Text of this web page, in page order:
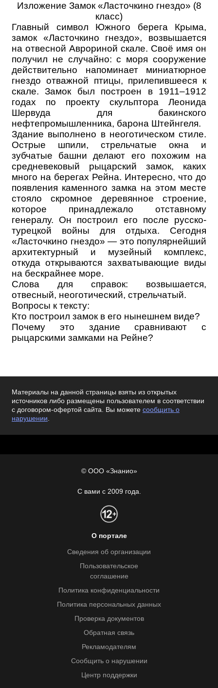
Изложение Замок «Ласточкино гнездо» (8
класс)
Главный символ Южного берега Крыма,
замок «Ласточкино гнездо», возвышается
на отвесной Аврориной скале. Своё имя он
получил не случайно: с моря сооружение
действительно напоминает миниатюрное
гнездо отважной птицы, прилепившееся к
скале. Замок был построен в 1911–1912
годах по проекту скульптора Леонида
Шервуда для бакинского
нефтепромышленника, барона Штейнгеля.
Здание выполнено в неоготическом стиле.
Острые шпили, стрельчатые окна и
зубчатые башни делают его похожим на
средневековый рыцарский замок, каких
много на берегах Рейна. Интересно, что до
появления каменного замка на этом месте
стояло скромное деревянное строение,
которое принадлежало отставному
генералу. Он построил его после русско-
турецкой войны для отдыха. Сегодня
«Ласточкино гнездо» — это популярнейший
архитектурный и музейный комплекс,
откуда открываются захватывающие виды
на бескрайнее море.
Слова для справок: возвышается,
отвесный, неоготический, стрельчатый.
Вопросы к тексту:
Кто построил замок в его нынешнем виде?
Почему это здание сравнивают с
рыцарскими замками на Рейне?
Материалы на данной страницы взяты из открытых
источников либо размещены пользователем в соответствии
с договором-офертой сайта. Вы можете сообщить о
нарушении.
© ООО «Знанио»
С вами с 2009 года.
О портале
Сведения об организации
Пользовательское
соглашение
Политика конфиденциальности
Политика персональных данных
Проверка документов
Обратная связь
Рекламодателям
Сообщить о нарушении
Центр поддержки